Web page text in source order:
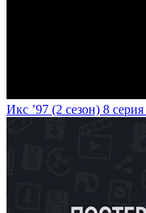
Икс ’97 (2 сезон) 8 серия